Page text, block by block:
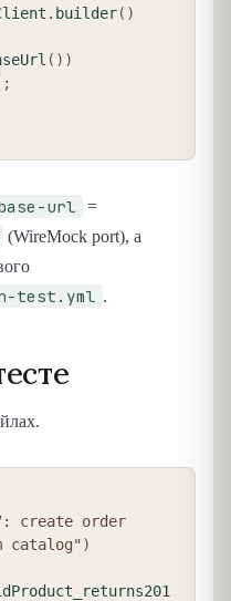
. builder( )
( ) )
;
url =
(WireMock port), а
test.yml .
create order
catalog")